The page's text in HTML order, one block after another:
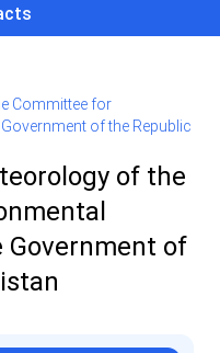
Committee for
of the Republic
of the
of